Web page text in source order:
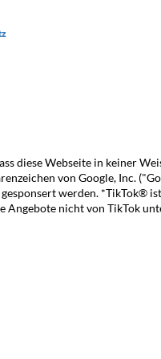
diese Webseite in keiner
von Google, Inc.
werden. *TikTok®
Angebote nicht von TikTok